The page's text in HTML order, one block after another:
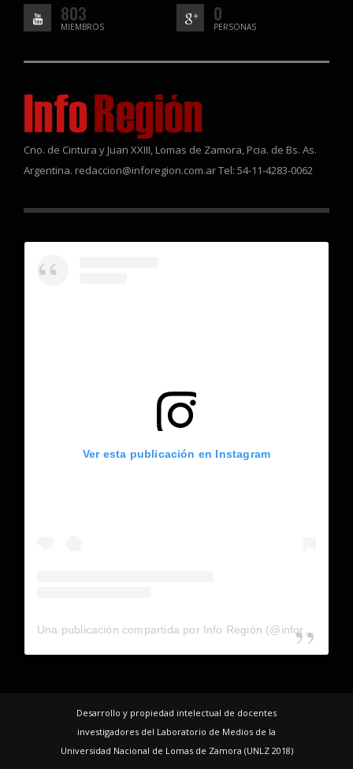
803
MIEMBROS
0
PERSONAS
Cno. de Cintura y Juan XXIII, Lomas de Zamora, Pcia. de Bs. As.
Argentina. redaccion@inforegion.com.ar Tel: 54-11-4283-0062
Ver esta publicación en Instagram
Desarrollo y propiedad intelectual de docentes
investigadores del Laboratorio de Medios de la
Universidad Nacional de Lomas de Zamora (UNLZ 2018)